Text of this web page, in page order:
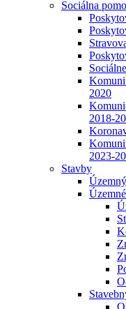
Sociálna
2020
2018-
2023-
Stavby